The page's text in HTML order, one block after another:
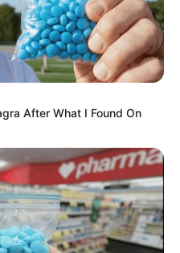
After What I Found On